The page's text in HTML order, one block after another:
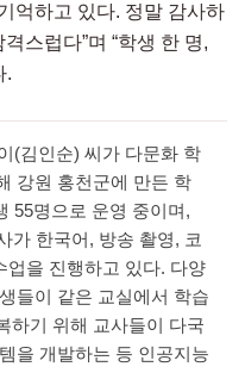
억하고 있다. 정말 감사하
스럽다”며 “학생 한 명,
.
(김인순) 씨가 다문화 학
강원 홍천군에 만든 학
55명으로 운영 중이며,
가 한국어, 방송 촬영, 코
업을 진행하고 있다. 다양
들이 같은 교실에서 학습
하기 위해 교사들이 다국
을 개발하는 등 인공지능